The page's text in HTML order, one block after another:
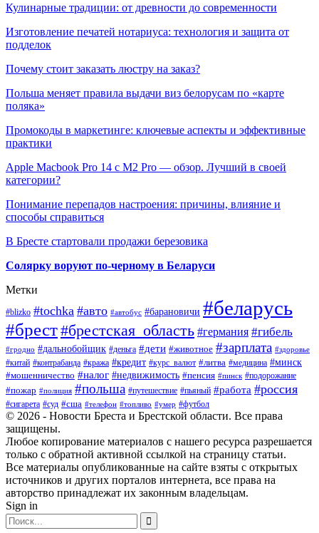
Кулинарные традиции: от древности до современности
Изготовление печатей нотариуса: технология и защита от
подделок
Почему стоит заказать люстру на заказ?
Польша меняет правила выдачи виз белорусам по «карте
поляка»
Промокоды в маркетинге: ключевые аспекты и эффективные
практики
Apple Macbook Pro 14 с M2 Pro — обзор. Лучший в своей
категории?
Понимание перепадов настроения: причины, влияние и
способы справиться
В Бресте стартовали продажи березовика
Солярку воруют по-черному в Беларуси
Метки
#blizko #tochka #авто #автобус #барановичи #беларусь
#брест#брестская_область #германия #гибель
#гродно #дальнобойщик #деньга #дети #животное #зарплата #здоровье
#китай #контрабанда #кража #кредит #курс_валют #литва #медицина #минск
#мошенничество #налог #недвижимость #пенсия #пинск #подорожание
#пожар #полиция #польша #путешествие #пьяный #работа #россия
#сигарета #суд #сша #телефон #топливо #умер #футбол
© 2026 - Новости Бреста и Брестской области. Все права
защищены.
Любое копирование материалов с нашего ресурса разрешается
только с обратной активной ссылкой на страницу статьи.
Все материалы опубликованные на сайте взяты с открытых
источников и других порталов интернета, все права на
авторство принадлежат их законным владельцам.
Sign in